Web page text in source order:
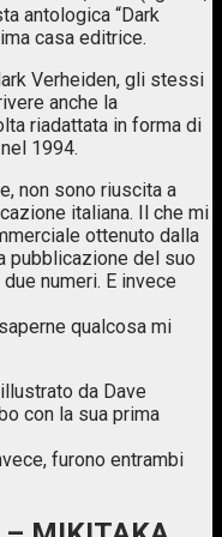
antologica “Dark
casa editrice.
Verheiden, gli stessi
anche la
riadattata in forma di
1994.
non sono riuscita a
italiana. Il che mi
ottenuto dalla
pubblicazione del suo
numeri. E invece
qualcosa mi
da Dave
con la sua prima
furono entrambi